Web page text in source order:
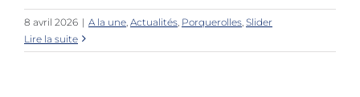
8 avril 2026 | A la une Actualités Porquerolles Slider
Lire la suite